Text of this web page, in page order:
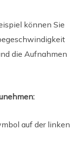
können Sie
die Aufnahmen
auf der linken